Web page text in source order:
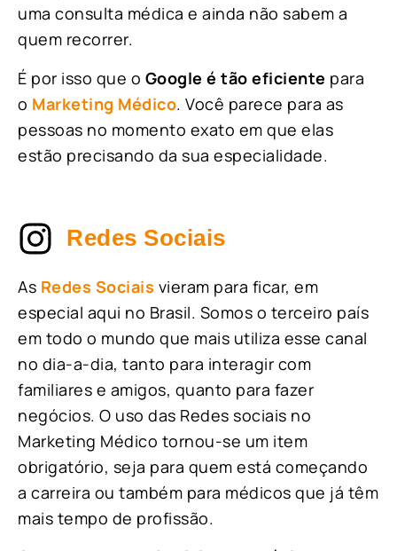
uma consulta médica e ainda não sabem a
quem recorrer.
É por isso que o Google é tão eficiente para
o Marketing Médico. Você parece para as
pessoas no momento exato em que elas
estão precisando da sua especialidade.
Redes Sociais
As Redes Sociais vieram para ficar, em
especial aqui no Brasil. Somos o terceiro país
em todo o mundo que mais utiliza esse canal
no dia-a-dia, tanto para interagir com
familiares e amigos, quanto para fazer
negócios. O uso das Redes sociais no
Marketing Médico tornou-se um item
obrigatório, seja para quem está começando
a carreira ou também para médicos que já têm
mais tempo de profissão.